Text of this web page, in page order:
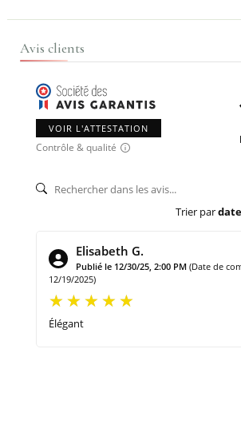
Avis clients
VOIR L'ATTESTATION
Contrôle & qualité
Trier par
Elisabeth G.
Publié le 12/30/25, 2:00 PM (Date de
12/19/2025)
Élégant